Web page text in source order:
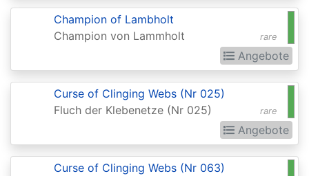
Dark
Ascension
Darksteel
Dominaria
rare
Champion of Lambholt
Champion von Lammholt
Angebote
rare
Curse of Clinging Webs (Nr 025)
Fluch der Klebenetze (Nr 025)
Angebote
Curse of Clinging Webs (Nr 063)